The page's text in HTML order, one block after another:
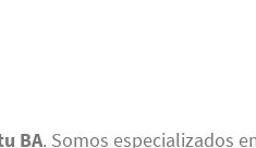
BA. Somos especializados